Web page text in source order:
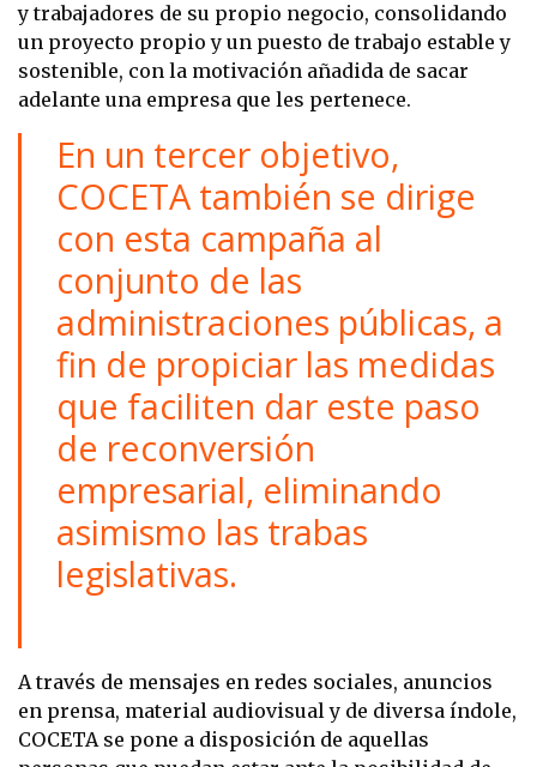
y trabajadores de su propio negocio, consolidando
un proyecto propio y un puesto de trabajo estable y
sostenible, con la motivación añadida de sacar
adelante una empresa que les pertenece.
En un tercer objetivo,
COCETA también se dirige
con esta campaña al
conjunto de las
administraciones públicas, a
fin de propiciar las medidas
que faciliten dar este paso
de reconversión
empresarial, eliminando
asimismo las trabas
legislativas.
A través de mensajes en redes sociales, anuncios
en prensa, material audiovisual y de diversa índole,
COCETA se pone a disposición de aquellas